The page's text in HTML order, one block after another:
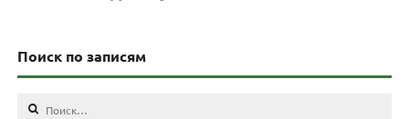
Поиск по записям
Найти: